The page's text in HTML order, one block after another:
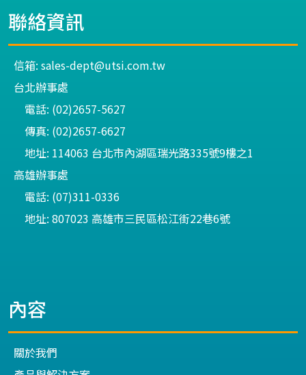
聯絡資訊
信箱: sales-dept@utsi.com.tw
台北辦事處
電話: (02)2657-5627
傳真: (02)2657-6627
地址: 114063 台北市內湖區瑞光路335號9樓之1
高雄辦事處
電話: (07)311-0336
地址: 807023 高雄市三民區松江街22巷6號
內容
關於我們